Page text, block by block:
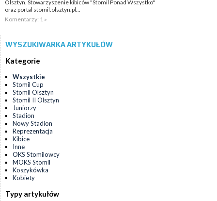
Olsztyn. Stowarzyszenie kibiców "Stomil Ponad Wszystko"
oraz portal stomil.olsztyn.pl...
Komentarzy: 1 »
WYSZUKIWARKA ARTYKUŁÓW
Kategorie
Wszystkie
Stomil Cup
Stomil Olsztyn
Stomil II Olsztyn
Juniorzy
Stadion
Nowy Stadion
Reprezentacja
Kibice
Inne
OKS Stomilowcy
MOKS Stomil
Koszykówka
Kobiety
Typy artykułów